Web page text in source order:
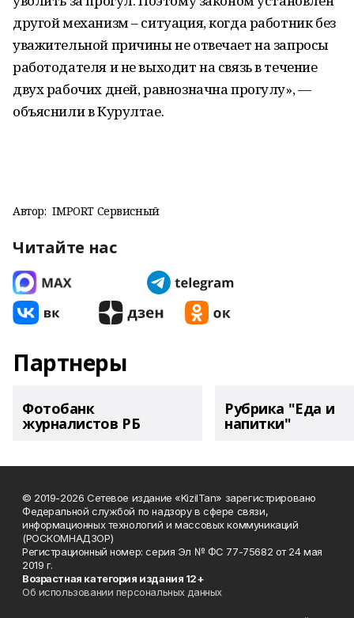
другой механизм – ситуация, когда работник без
уважительной причины не отвечает на запросы
работодателя и не выходит на связь в течение
двух рабочих дней, равнозначна прогулу», —
объяснили в Курултае.
Автор: IMPORT Сервисный
Читайте нас
Партнеры
Фотобанк
журналистов РБ
Рубрика "Еда и
напитки"
© 2019-2026 Сетевое издание «KizilTan» зарегистрировано
Федеральной службой по надзору в сфере связи,
информационных технологий и массовых коммуникаций
(РОСКОМНАДЗОР)
Регистрационный номер: серия Эл № ФС 77-75682 от 24 мая
2019 г.
Возрастная категория издания 12+
Об использовании персональных данных